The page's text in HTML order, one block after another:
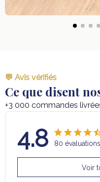
💬 Avis vérifiés
Ce que disent
+3 000 commandes
4.8 80
Voir